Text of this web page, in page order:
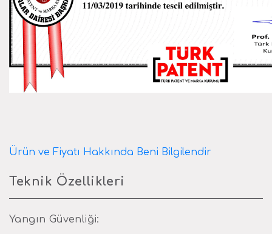
Ürün ve Fiyatı Hakkında Beni Bilgilendir
Teknik Özellikleri
Yangın Güvenliği: